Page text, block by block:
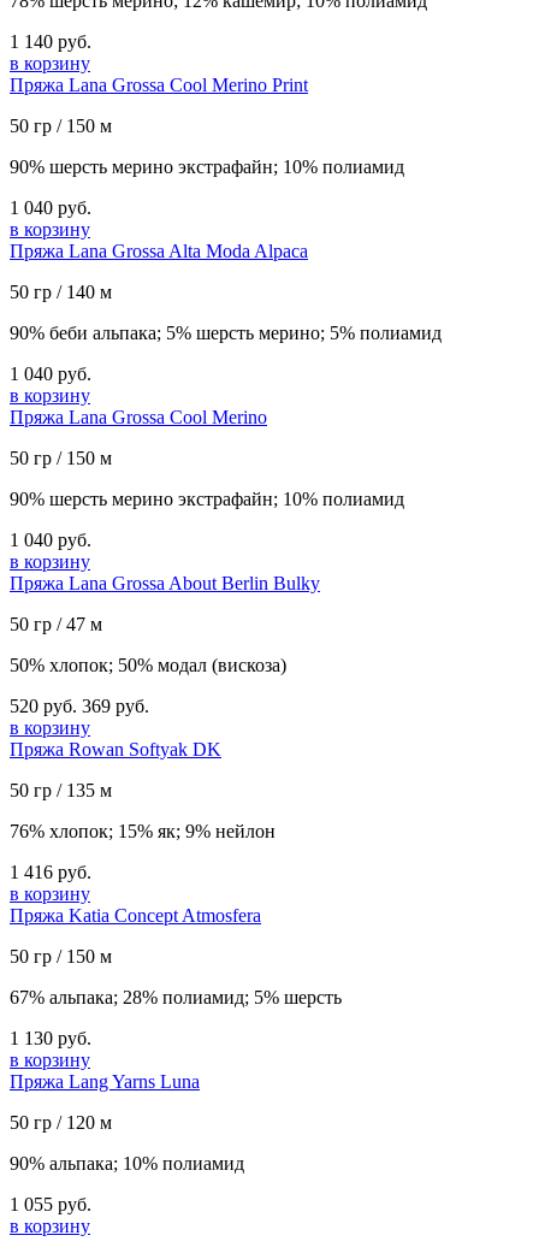
1 140 руб.
в корзину
Пряжа Lana Grossa Cool Merino Print
50 гр / 150 м
90% шерсть мерино экстрафайн; 10% полиамид
1 040 руб.
в корзину
Пряжа Lana Grossa Alta Moda Alpaca
50 гр / 140 м
90% беби альпака; 5% шерсть мерино; 5% полиамид
1 040 руб.
в корзину
Пряжа Lana Grossa Cool Merino
50 гр / 150 м
90% шерсть мерино экстрафайн; 10% полиамид
1 040 руб.
в корзину
Пряжа Lana Grossa About Berlin Bulky
50 гр / 47 м
50% хлопок; 50% модал (вискоза)
520 руб. 369 руб.
в корзину
Пряжа Rowan Softyak DK
50 гр / 135 м
76% хлопок; 15% як; 9% нейлон
1 416 руб.
в корзину
Пряжа Katia Concept Atmosfera
50 гр / 150 м
67% альпака; 28% полиамид; 5% шерсть
1 130 руб.
в корзину
Пряжа Lang Yarns Luna
50 гр / 120 м
90% альпака; 10% полиамид
1 055 руб.
в корзину